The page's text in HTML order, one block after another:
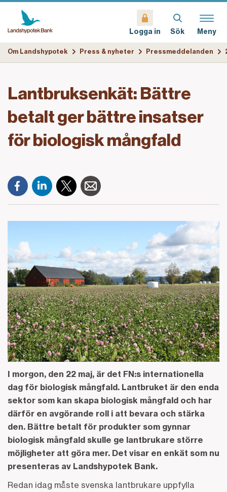
Logga in Sök Meny
Om Landshypotek Press & nyheter Pressmeddelanden
Lantbruksenkät: Bättre
betalt ger bättre insatser
för biologisk mångfald
I morgon, den 22 maj, är det FN:s internationella
dag för biologisk mångfald. Lantbruket är den enda
sektor som kan skapa biologisk mångfald och har
därför en avgörande roll i att bevara och stärka
den. Bättre betalt för produkter som gynnar
biologisk mångfald skulle ge lantbrukare större
möjligheter att göra mer. Det visar en enkät som nu
presenteras av Landshypotek Bank.
Redan idag måste svenska lantbrukare uppfylla